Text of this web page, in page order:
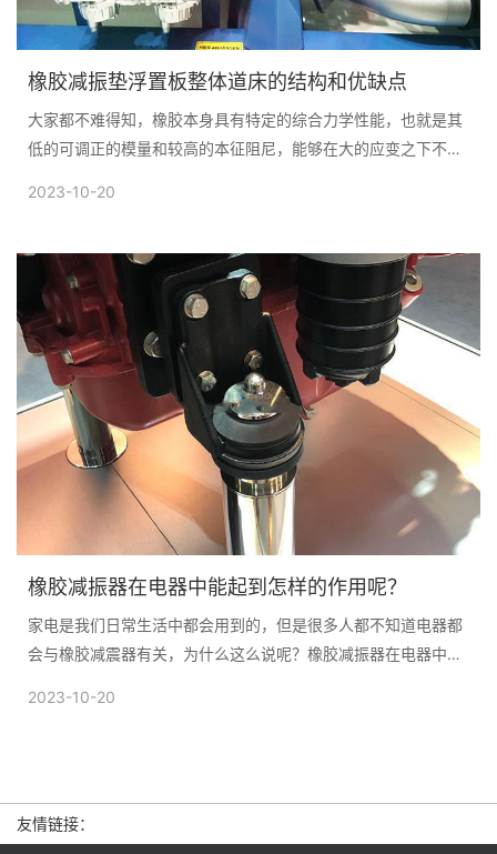
橡胶减振垫浮置板整体道床的结构和优缺点
大家都不难得知，橡胶本身具有特定的综合力学性能，也就是其
低的可调正的模量和较高的本征阻尼，能够在大的应变之下不被
2023-10-20
橡胶减振器在电器中能起到怎样的作用呢？
家电是我们日常生活中都会用到的，但是很多人都不知道电器都
会与橡胶减震器有关，为什么这么说呢？橡胶减振器在电器中能
2023-10-20
友情链接：